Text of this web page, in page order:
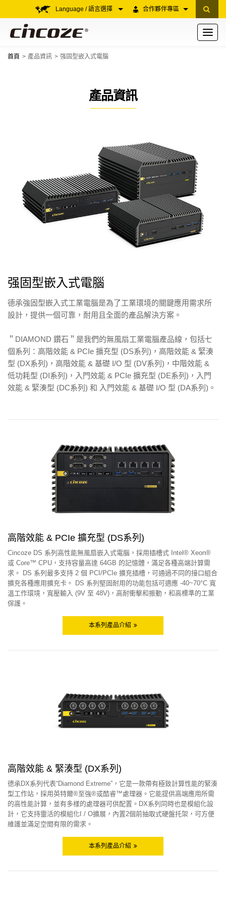
合作夥伴專區
Language / 語言選擇
Toggle
首頁 產品資訊 强固型嵌入式電腦
產品資訊
强固型嵌入式電腦
德承強固型嵌入式工業電腦是為了工業環境的關鍵應用需求所
設計，提供一個可靠，耐用且全面的產品解決方案。
＂DIAMOND 鑽石＂是我們的無風扇工業電腦產品線，包括七
個系列：高階效能 & PCIe 擴充型 (DS系列)，高階效能 & 緊湊
型 (DX系列)，高階效能 & 基礎 I/O 型 (DV系列)，中階效能 &
低功耗型 (DI系列)，入門效能 & PCIe 擴充型 (DE系列)，入門
效能 & 緊湊型 (DC系列) 和 入門效能 & 基礎 I/O 型 (DA系列)。
高階效能 & PCIe 擴充型 (DS系列)
Cincoze DS 系列高性能無風扇嵌入式電腦，採用插槽式 Intel® Xeon®
或 Core™ CPU，支持容量高達 64GB 的記憶體，滿足各種高端計算需
求。 DS 系列最多支持 2 個 PCI/PCIe 擴充插槽，可通過不同的接口組合
擴充各種應用擴充卡。 DS 系列堅固耐用的功能包括可適應 -40~70°C 寬
溫工作環境，寬壓輸入 (9V 至 48V)，高耐衝擊和振動，和高標準的工業
保護。
本系列產品介紹
高階效能 & 緊湊型 (DX系列)
德承DX系列代表“Diamond Extreme”，它是一款帶有極致計算性能的緊湊
型工作站，採用英特爾®至強®或酷睿™處理器。它能提供高端應用所需
的高性能計算，並有多樣的處理器可供配置。DX系列同時也是模組化設
計，它支持靈活的模組化I / O擴展，內置2個前抽取式硬盤托架，可方便
維護並滿足空間有限的需求。
本系列產品介紹